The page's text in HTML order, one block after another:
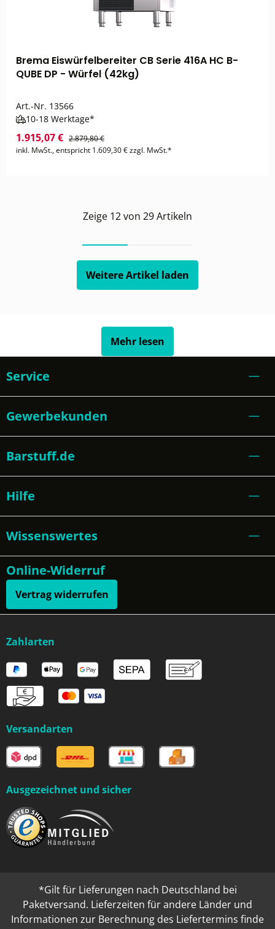
Brema Eiswürfelbereiter CB Serie 416A HC B-
QUBE DP - Würfel (42kg)
Art.-Nr. 13566
10-18 Werktage*
1.915,07 € 2.879,80 €
inkl. MwSt., entspricht 1.609,30 € zzgl. MwSt.*
Zeige 12von 29Artikeln
Weitere Artikel laden
Mehr lesen
Service
Gewerbekunden
Barstuff.de
Hilfe
Wissenswertes
Online-Widerruf
Vertrag widerrufen
Zahlarten
Versandarten
Ausgezeichnet und sicher
*Gilt für Lieferungen nach Deutschland bei
Paketversand. Lieferzeiten für andere Länder und
Informationen zur Berechnung des Liefertermins finde